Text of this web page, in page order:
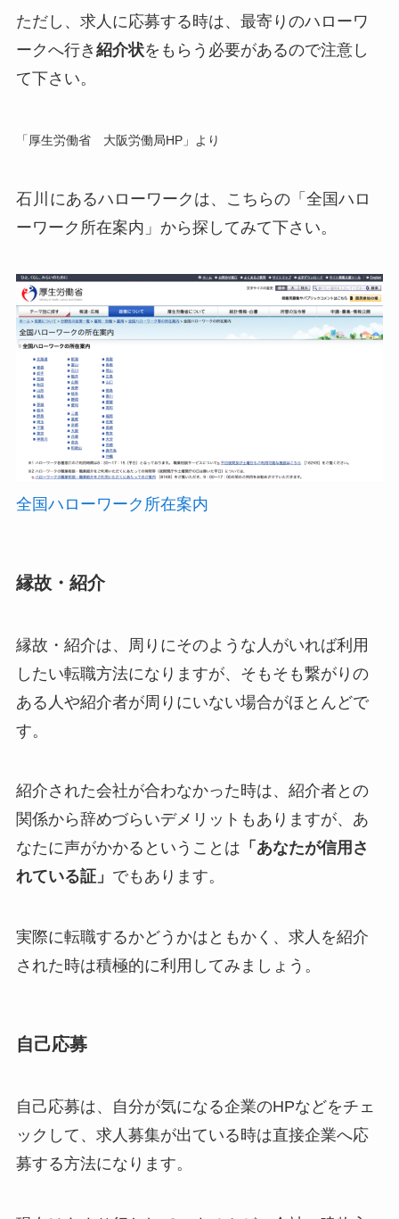
ただし、求人に応募する時は、最寄りのハローワ
ークへ行き 紹介状をもらう必要があるので注意し
て下さい。
「厚生労働省 大阪労働局HP」より
石川 にあるハローワークは、こちらの「全国ハロ
ーワーク所在案内」から探してみて下さい。
全国ハローワーク所在案内
縁故・紹介
縁故・紹介は、周りにそのような人がいれば利用
したい転職方法になりますが、そもそも繋がりの
ある人や紹介者が周りにいない場合がほとんどで
す。
紹介された会社が合わなかった時は、紹介者との
関係から辞めづらいデメリットもありますが、あ
なたに声がかかるということは 「あなたが信用さ
れている証」 でもあります。
実際に転職するかどうかはともかく、求人を紹介
された時は積極的に利用してみましょう。
自己応募
自己応募は、自分が気になる企業のHPなどをチェ
ックして、求人募集が出ている時は直接企業へ応
募する方法になります。